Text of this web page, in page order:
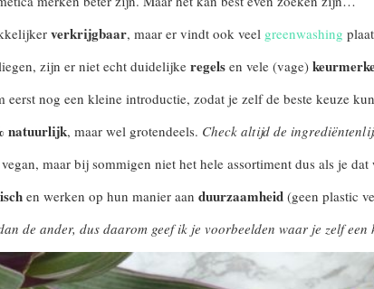
verkrijgbaar, maar er vindt ook veel greenwashing
zijn er niet echt duidelijke regels en vele (vage)
nog een kleine introductie, zodat je zelf de beste keuze
natuurlijk, maar wel grotendeels. Check altijd de
maar bij sommigen niet het hele assortiment dus als je
en werken op hun manier aan duurzaamheid (geen plastic
de ander, dus daarom geef ik je voorbeelden waar je zelf